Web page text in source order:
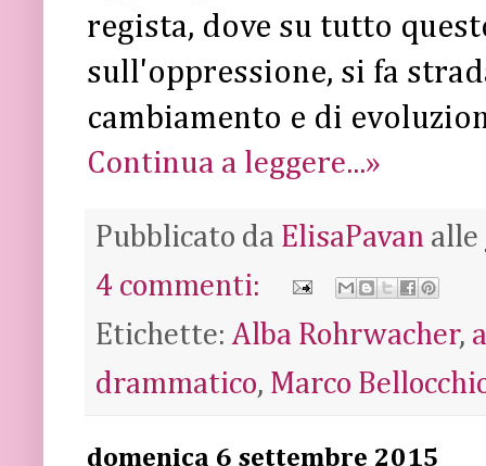
regista, dove su tutto
sull'oppressione, si fa
cambiamento e di
Continua a leggere...»
Pubblicato da ElisaPavan alle
4 commenti:
Etichette: Alba Rohrwacher,
drammatico, Marco
domenica 6 settembre 2015